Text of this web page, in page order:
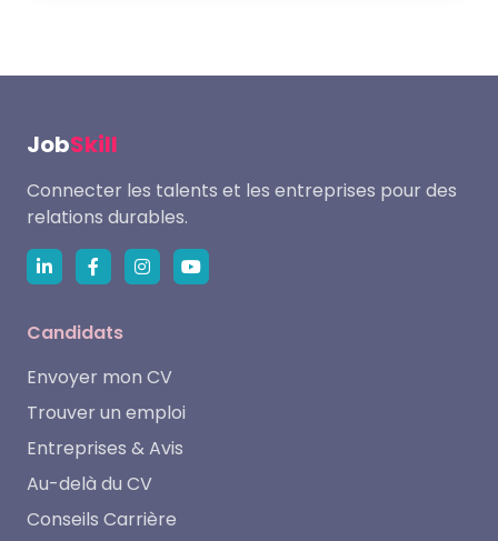
JobSkill
Connecter les talents et les entreprises pour des
relations durables.
Candidats
Envoyer mon CV
Trouver un emploi
Entreprises & Avis
Au-delà du CV
Conseils Carrière